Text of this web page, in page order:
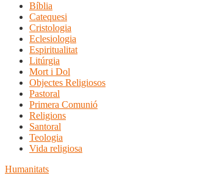
Bíblia
Catequesi
Cristologia
Eclesiologia
Espiritualitat
Litúrgia
Mort i Dol
Objectes Religiosos
Pastoral
Primera Comunió
Religions
Santoral
Teologia
Vida religiosa
Humanitats